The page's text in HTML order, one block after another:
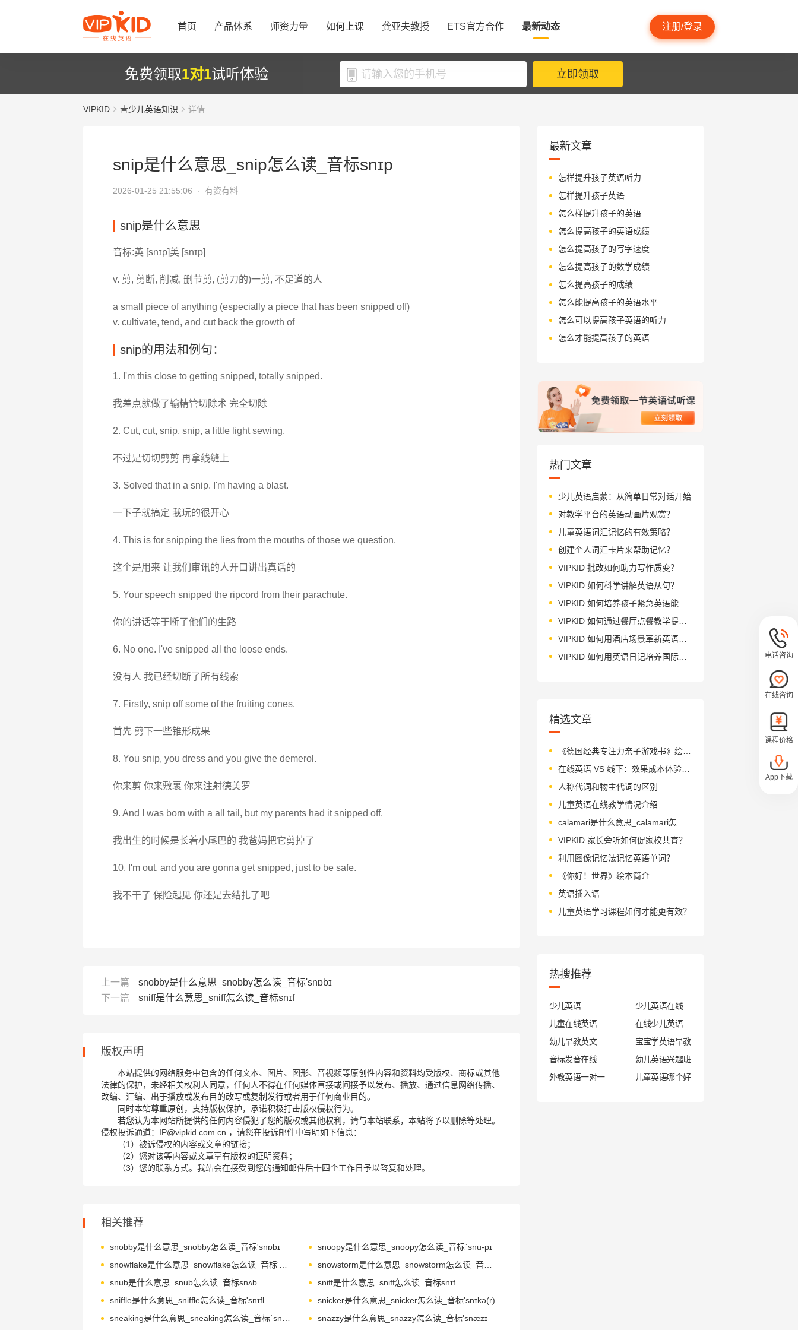
首页 产品体系 师资力量 如何上课 龚亚夫教授 ETS官方合作 最新动态 注册/登录
免费领取1对1试听体验 立即领取
VIPKID 青少儿英语知识 详情
snip是什么意思_snip怎么读_音标snɪp
2026-01-25 21:55:06 · 有资有料
snip是什么意思
音标:英 [snɪp]美 [snɪp]
v. 剪, 剪断, 削减, 删节剪, (剪刀的)一剪, 不足道的人
a small piece of anything (especially a piece that has been snipped off)
v. cultivate, tend, and cut back the growth of
snip的用法和例句：
1. I'm this close to getting snipped, totally snipped.
我差点就做了输精管切除术 完全切除
2. Cut, cut, snip, snip, a little light sewing.
不过是切切剪剪 再拿线缝上
3. Solved that in a snip. I'm having a blast.
一下子就搞定 我玩的很开心
4. This is for snipping the lies from the mouths of those we question.
这个是用来 让我们审讯的人开口讲出真话的
5. Your speech snipped the ripcord from their parachute.
你的讲话等于断了他们的生路
6. No one. I've snipped all the loose ends.
没有人 我已经切断了所有线索
7. Firstly, snip off some of the fruiting cones.
首先 剪下一些锥形成果
8. You snip, you dress and you give the demerol.
你来剪 你来敷裹 你来注射德美罗
9. And I was born with a all tail, but my parents had it snipped off.
我出生的时候是长着小尾巴的 我爸妈把它剪掉了
10. I'm out, and you are gonna get snipped, just to be safe.
我不干了 保险起见 你还是去结扎了吧
上一篇
snobby是什么意思_snobby怎么读_音标'snɒbɪ
下一篇
sniff是什么意思_sniff怎么读_音标snɪf
版权声明
本站提供的网络服务中包含的任何文本、图片、图形、音视频等原创性内容和资料均受版权、商标或其他
法律的保护，未经相关权利人同意，任何人不得在任何媒体直接或间接予以发布、播放、通过信息网络传播、
改编、汇编、出于播放或发布目的改写或复制发行或者用于任何商业目的。
同时本站尊重原创，支持版权保护，承诺积极打击版权侵权行为。
若您认为本网站所提供的任何内容侵犯了您的版权或其他权利，请与本站联系，本站将予以删除等处理。
侵权投诉通道：IP@vipkid.com.cn ，请您在投诉邮件中写明如下信息：
（1）被诉侵权的内容或文章的链接；
（2）您对该等内容或文章享有版权的证明资料；
（3）您的联系方式。我站会在接受到您的通知邮件后十四个工作日予以答复和处理。
相关推荐
snobby是什么意思_snobby怎么读_音标'snɒbɪ
snoopy是什么意思_snoopy怎么读_音标ˈsnu-pɪ
snowstorm是什么意思_snowstorm怎么读_音标ˈsnəʊstɔ-m
snub是什么意思_snub怎么读_音标snʌb
sniff是什么意思_sniff怎么读_音标snɪf
sniffle是什么意思_sniffle怎么读_音标'snɪfl
snicker是什么意思_snicker怎么读_音标'snɪkə(r)
snazzy是什么意思_snazzy怎么读_音标'snæzɪ
最新文章
怎样提升孩子英语听力
怎样提升孩子英语
怎么样提升孩子的英语
怎么提高孩子的英语成绩
怎么提高孩子的写字速度
怎么提高孩子的数学成绩
怎么提高孩子的成绩
怎么能提高孩子的英语水平
怎么可以提高孩子英语的听力
怎么才能提高孩子的英语
热门文章
少儿英语启蒙：从简单日常对话开始
对教学平台的英语动画片观赏？
儿童英语词汇记忆的有效策略？
创建个人词汇卡片来帮助记忆？
VIPKID 批改如何助力写作质变？
VIPKID 如何科学讲解英语从句？
VIPKID 如何培养孩子紧急英语能力？
VIPKID 如何通过餐厅点餐教学提升少儿英语应用能力？
VIPKID 如何用酒店场景革新英语教学？
VIPKID 如何用英语日记培养国际化人才？
精选文章
《德国经典专注力亲子游戏书》绘本简介
在线英语 VS 线下：效果成本体验如何选？
人称代词和物主代词的区别
儿童英语在线教学情况介绍
VIPKID 家长旁听如何促家校共育？
利用图像记忆法记忆英语单词？
《你好！世界》绘本简介
英语插入语
儿童英语学习课程如何才能更有效？
热搜推荐
少儿英语
少儿英语在线
儿童在线英语
在线少儿英语
幼儿早教英文
宝宝学英语早教
幼儿英语兴趣班
外教英语一对一
儿童英语哪个好
电话咨询
在线咨询
课程价格
App下载